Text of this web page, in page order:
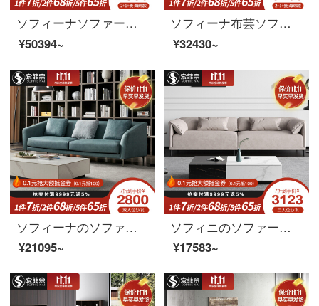
ソフィーナソファー布芸ソファーイタリア式軽い贅沢な布芸ソファーは現代客間の小さな部屋型の回転角度を簡単に表します。リビング家具1+3ラテックスタイプです。
¥50394~
ソフィーナ布芸ソファー北欧布芸ソファーセットの小戸タイプは、簡単で豪華な現代簡単なリビングルーム家具3人分のスポンジシートで洗える。
¥32430~
ソフィーナのソファ北欧の軽奢な科学技術布のソファーのミニチュアシンプルでモダンなスタイルのリビングルームの3人のダウンジャケットの布芸ソファーのシングル席
¥21095~
ソフィニのソファーの科学技術布のソファーは現代簡単で、布芸のソファーは豪華で、ソファーの意味があります。
¥17583~